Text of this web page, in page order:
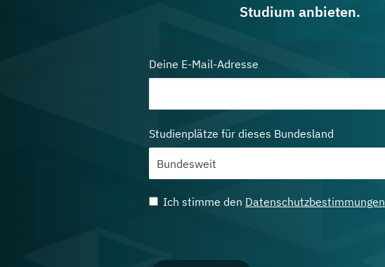
Studium anbieten.
Deine E-Mail-Adresse
Studienplätze für dieses Bundesland
Ich stimme den Datenschutzbestimmungen